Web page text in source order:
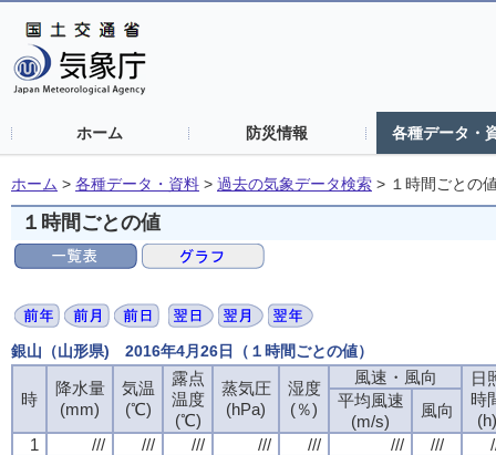
ホーム 防災情報 各種データ・
ホーム > 各種データ・資料 > 過去の気象データ検索 > １時間ごとの
１時間ごとの値
銀山（山形県) 2016年4月26日（１時間ごとの値）
時
降水量
(mm)
気温
(℃)
露点
温度
(℃)
蒸気圧
(hPa)
湿度
(％)
風速・風向
日
時
(h)
平均風速
(m/s)
風向
1
/// /// /// /// /// /// ///